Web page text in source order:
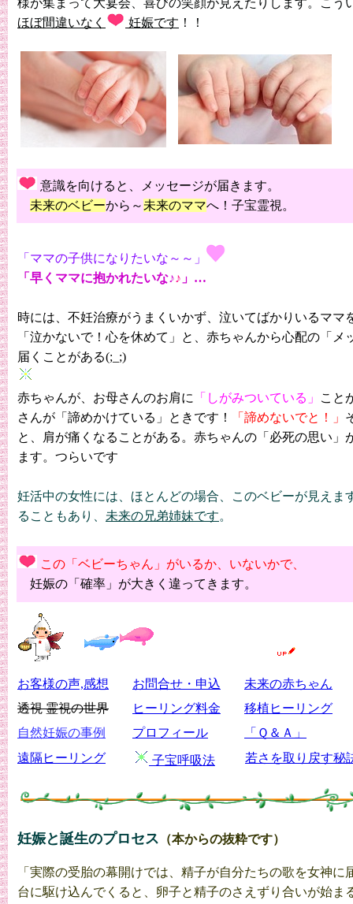
ほぼ間違いなく
妊娠です ！！
意識を向けると、メッセージが届きます。
未来のベビーから～ 未来のママへ！子宝霊視。
「ママの子供になりたいな～～」
「早くママに抱かれたいな♪♪ 」…
時には、不妊治療がうまくいかず、泣いてばかりいるママ
「泣かないで！心を休めて」と、赤ちゃんから心配の「メ
届くことがある(;_;)
赤ちゃんが、お母さんのお肩に 「しがみついている」
こと
さんが「諦めかけている」
ときです！ 「諦めないでと！」
と、肩が痛くなることがある。赤ちゃんの「必死の思い」
ます。つらいです
妊活中の女性には、ほとんどの場合、このベビーが見えま
ることもあり、 未来の兄弟姉妹です。
この「ベビーちゃん」がいるか、いないかで、
妊娠の「確率」が大きく違ってきます。
お客様の声,感想 お問合せ・申込
未来の赤ちゃん
透視 霊視の世界
ヒーリング料金
移植ヒーリング
自然妊娠の事例
プロフィール
「Ｑ＆Ａ」
遠隔ヒーリング
子宝呼吸法 若さを取り戻す秘
妊娠と誕生のプロセス （本からの抜粋です）
「実際の受胎の幕開けでは、精子が自分たちの歌を女神に
台に駆け込んでくると、卵子と精子のさえずり合いが始ま